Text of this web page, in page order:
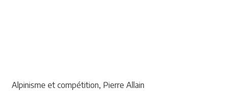
Alpinisme et compétition, Pierre Allain